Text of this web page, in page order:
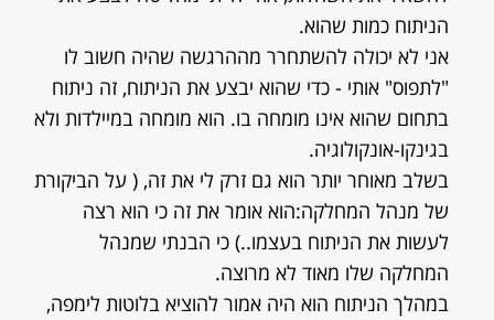
הניתוח כמות שהוא.
אני לא יכולה להשתחרר מההרגשה שהיה חשוב לו
"לתפוס" אותי - כדי שהוא יבצע את הניתוח, זה ניתוח
בתחום שהוא אינו מומחה בו. הוא מומחה במיילדות ולא
בגינקו-אונקולוגיה.
בשלב מאוחר יותר הוא גם זרק לי את זה, ( על הביקורת
של מנהל המחלקה:הוא אומר את זה כי הוא רצה
לעשות את הניתוח בעצמו..) כי הבנתי שמנהל
המחלקה שלו מאוד לא מרוצה.
במהלך הניתוח הוא היה אמור להוציא בלוטות לימפה,